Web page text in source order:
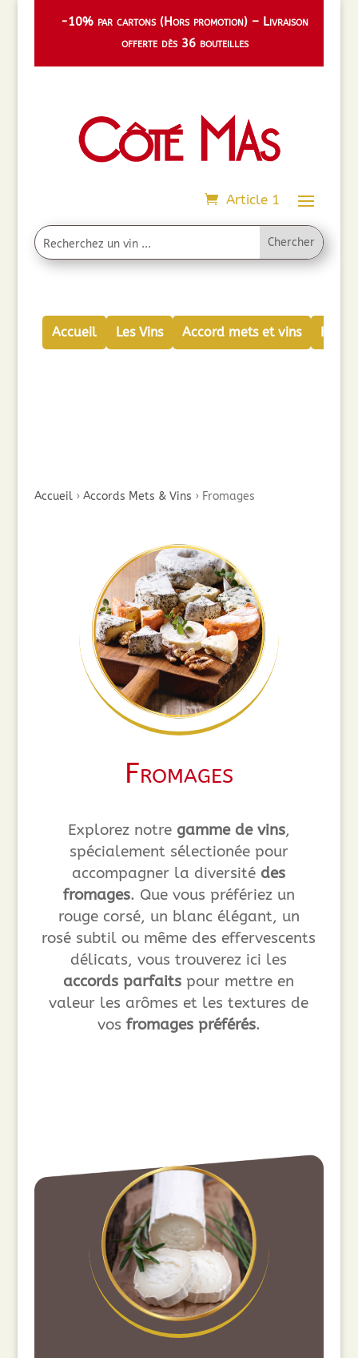
-10% par cartons (Hors promotion) – Livraison
offerte dès 36 bouteilles
Article 1
Accueil Les Vins Accord mets et vins
Accueil› Accords Mets & Vins › Fromages
Fromages
Explorez notre gamme de vins,
spécialement sélectionée pour
accompagner la diversité des
fromages. Que vous préfériez un
rouge corsé, un blanc élégant, un
rosé subtil ou même des effervescents
délicats, vous trouverez ici les
accords parfaits pour mettre en
valeur les arômes et les textures de
vos fromages préférés.